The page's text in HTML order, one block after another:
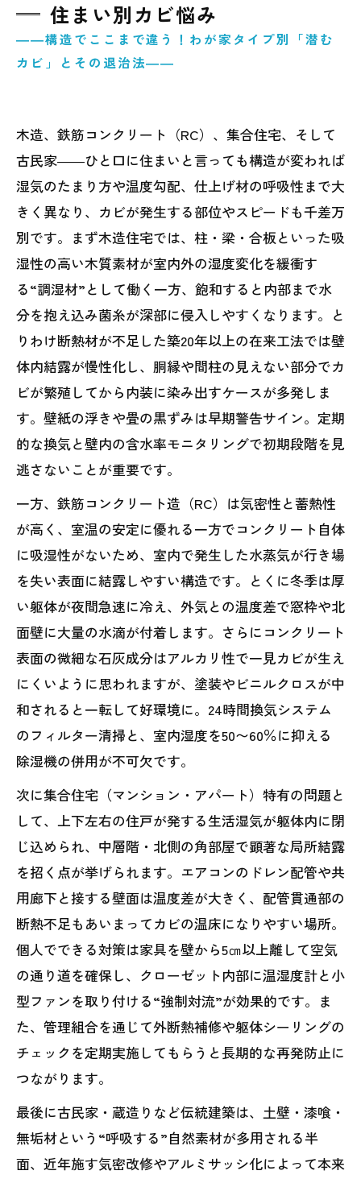
住まい別カビ悩み
――構造でここまで違う！わが家タイプ別「潜む
カビ」とその退治法――
木造、鉄筋コンクリート（RC）、集合住宅、そして
古民家――ひと口に住まいと言っても構造が変われば
湿気のたまり方や温度勾配、仕上げ材の呼吸性まで大
きく異なり、カビが発生する部位やスピードも千差万
別です。まず木造住宅では、柱・梁・合板といった吸
湿性の高い木質素材が室内外の湿度変化を緩衝す
る“調湿材”として働く一方、飽和すると内部まで水
分を抱え込み菌糸が深部に侵入しやすくなります。と
りわけ断熱材が不足した築20年以上の在来工法では壁
体内結露が慢性化し、胴縁や間柱の見えない部分でカ
ビが繁殖してから内装に染み出すケースが多発しま
す。壁紙の浮きや畳の黒ずみは早期警告サイン。定期
的な換気と壁内の含水率モニタリングで初期段階を見
逃さないことが重要です。
一方、鉄筋コンクリート造（RC）は気密性と蓄熱性
が高く、室温の安定に優れる一方でコンクリート自体
に吸湿性がないため、室内で発生した水蒸気が行き場
を失い表面に結露しやすい構造です。とくに冬季は厚
い躯体が夜間急速に冷え、外気との温度差で窓枠や北
面壁に大量の水滴が付着します。さらにコンクリート
表面の微細な石灰成分はアルカリ性で一見カビが生え
にくいように思われますが、塗装やビニルクロスが中
和されると一転して好環境に。24時間換気システム
のフィルター清掃と、室内湿度を50〜60％に抑える
除湿機の併用が不可欠です。
次に集合住宅（マンション・アパート）特有の問題と
して、上下左右の住戸が発する生活湿気が躯体内に閉
じ込められ、中層階・北側の角部屋で顕著な局所結露
を招く点が挙げられます。エアコンのドレン配管や共
用廊下と接する壁面は温度差が大きく、配管貫通部の
断熱不足もあいまってカビの温床になりやすい場所。
個人でできる対策は家具を壁から5㎝以上離して空気
の通り道を確保し、クローゼット内部に温湿度計と小
型ファンを取り付ける“強制対流”が効果的です。ま
た、管理組合を通じて外断熱補修や躯体シーリングの
チェックを定期実施してもらうと長期的な再発防止に
つながります。
最後に古民家・蔵造りなど伝統建築は、土壁・漆喰・
無垢材という“呼吸する”自然素材が多用される半
面、近年施す気密改修やアルミサッシ化によって本来